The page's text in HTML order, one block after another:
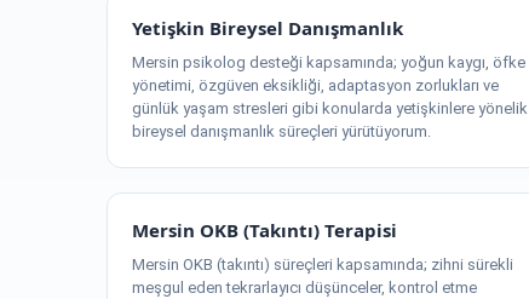
Yetişkin Bireysel Danışmanlık
Mersin psikolog desteği kapsamında; yoğun kaygı, öfke
yönetimi, özgüven eksikliği, adaptasyon zorlukları ve
günlük yaşam stresleri gibi konularda yetişkinlere yönelik
bireysel danışmanlık süreçleri yürütüyorum.
Mersin OKB (Takıntı) Terapisi
Mersin OKB (takıntı) süreçleri kapsamında; zihni sürekli
meşgul eden tekrarlayıcı düşünceler, kontrol etme